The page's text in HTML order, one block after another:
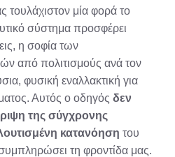
τουλάχιστον μία φορά το
σύστημα προσφέρει
η σοφία των
από πολιτισμούς ανά τον
φυσική εναλλακτική για
Αυτός ο οδηγός δεν
της σύγχρονης
κατανόηση του
τη φροντίδα μας.